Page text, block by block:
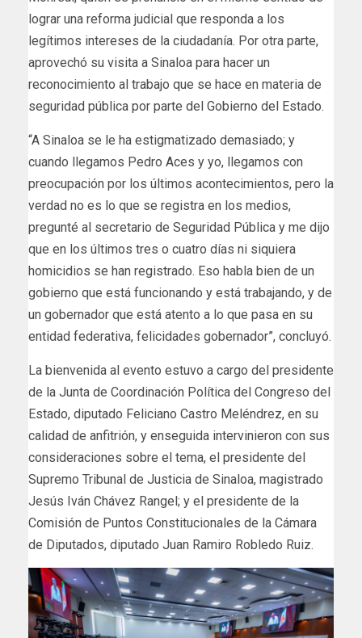
lograr una reforma judicial que responda a los
legítimos intereses de la ciudadanía. Por otra parte,
aprovechó su visita a Sinaloa para hacer un
reconocimiento al trabajo que se hace en materia de
seguridad pública por parte del Gobierno del Estado.
“A Sinaloa se le ha estigmatizado demasiado; y
cuando llegamos Pedro Aces y yo, llegamos con
preocupación por los últimos acontecimientos, pero la
verdad no es lo que se registra en los medios,
pregunté al secretario de Seguridad Pública y me dijo
que en los últimos tres o cuatro días ni siquiera
homicidios se han registrado. Eso habla bien de un
gobierno que está funcionando y está trabajando, y de
un gobernador que está atento a lo que pasa en su
entidad federativa, felicidades gobernador”, concluyó.
La bienvenida al evento estuvo a cargo del presidente
de la Junta de Coordinación Política del Congreso del
Estado, diputado Feliciano Castro Meléndrez, en su
calidad de anfitrión, y enseguida intervinieron con sus
consideraciones sobre el tema, el presidente del
Supremo Tribunal de Justicia de Sinaloa, magistrado
Jesús Iván Chávez Rangel; y el presidente de la
Comisión de Puntos Constitucionales de la Cámara
de Diputados, diputado Juan Ramiro Robledo Ruiz.